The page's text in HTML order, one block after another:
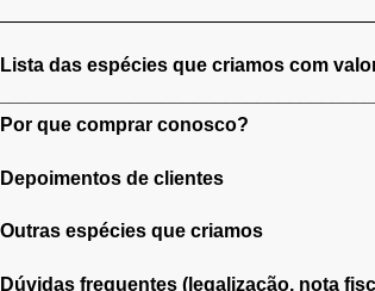
Lista das espécies que criamos com
Por que comprar conosco?
Depoimentos de clientes
Outras espécies que criamos
Dúvidas frequentes (legalização, nota